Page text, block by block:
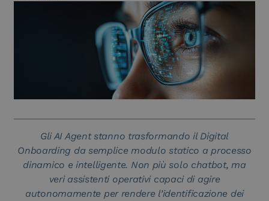
Gli AI Agent stanno trasformando il Digital
Onboarding da semplice modulo statico a processo
dinamico e intelligente. Non più solo chatbot, ma
veri assistenti operativi capaci di agire
autonomamente per rendere l’identificazione dei